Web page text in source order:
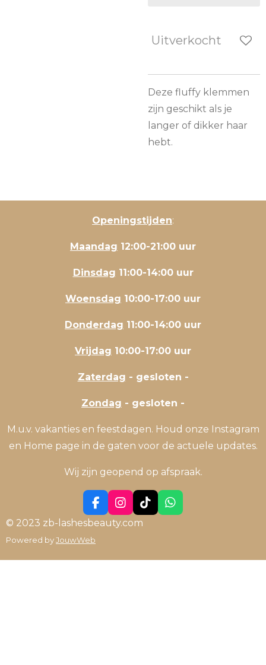
Uitverkocht
Deze fluffy klemmen
zijn geschikt als je
langer of dikker haar
hebt.
Openingstijden:
Maandag 12:00-21:00 uur
Dinsdag 11:00-14:00 uur
Woensdag 10:00-17:00 uur
Donderdag 11:00-14:00 uur
Vrijdag 10:00-17:00 uur
Zaterdag - gesloten -
Zondag - gesloten -
M.u.v. vakanties en feestdagen. Houd onze Instagram
en Home page in de gaten voor de actuele updates.
Wij zijn geopend op afspraak.
F
a
c
e
o
I
n
s
g
T
i
k
W
h
A
© 2023 zb-lashesbeauty.com
Powered byJouwWeb